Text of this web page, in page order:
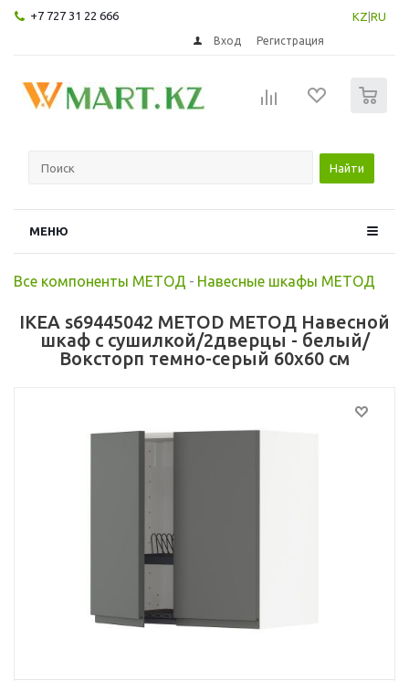
+7 727 31 22 666 KZ RU
Вход Регистрация
Найти
МЕНЮ
Все компоненты МЕТОД - Навесные шкафы МЕТОД
IKEA s69445042 METOD МЕТОД Навесной
шкаф с сушилкой/2дверцы - белый/
Воксторп темно-серый 60x60 см